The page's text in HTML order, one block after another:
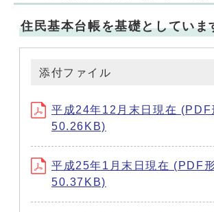
住民基本台帳を基礎としていま
添付ファイル
平成24年12月末日現在 (PDF
50.26KB)
平成25年1月末日現在 (PDF形
50.37KB)